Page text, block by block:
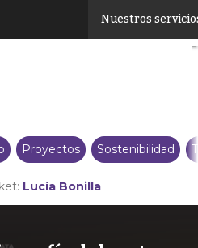
Nuestros
Proyectos Sostenibilidad
Lucía Bonilla